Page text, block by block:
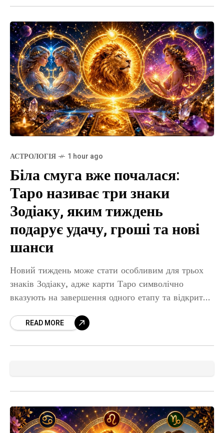
АСТРОЛОГІЯ 1 hour ago
Біла смуга вже почалася:
Таро називає три знаки
Зодіаку, яким тиждень
подарує удачу, гроші та нові
шанси
Новий тиждень може стати особливим для трьох
знаків Зодіаку, адже карти Таро символічно
вказують на завершення одного етапу та відкриття
рухалося з місця,
READ MORE